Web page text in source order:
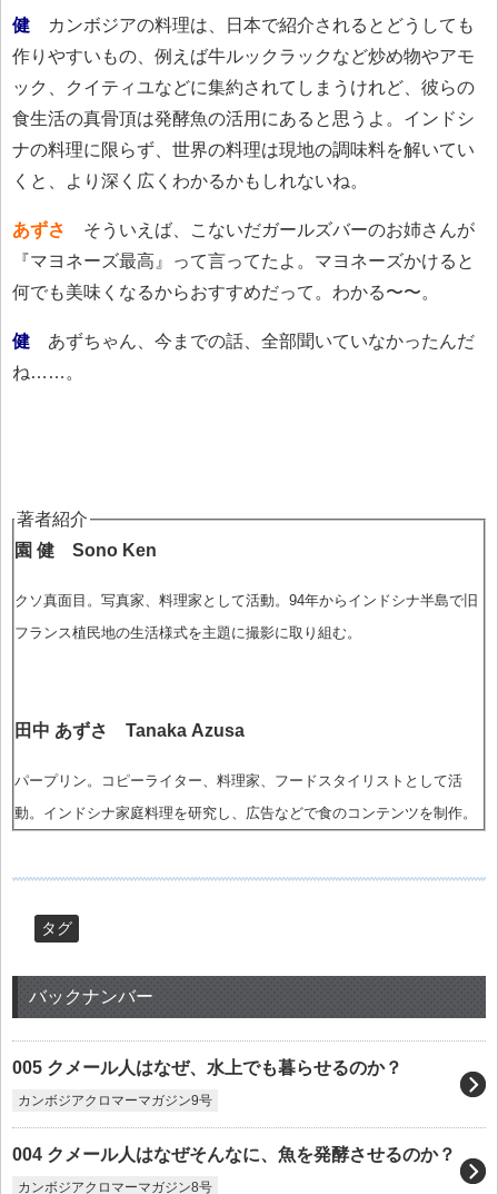
健 カンボジアの料理は、日本で紹介されるとどうしても
作りやすいもの、例えば牛ルックラックなど炒め物やアモ
ック、クイティユなどに集約されてしまうけれど、彼らの
食生活の真骨頂は発酵魚の活用にあると思うよ。インドシ
ナの料理に限らず、世界の料理は現地の調味料を解いてい
くと、より深く広くわかるかもしれないね。
あずさ そういえば、こないだガールズバーのお姉さんが
『マヨネーズ最高』って言ってたよ。マヨネーズかけると
何でも美味くなるからおすすめだって。わかる〜〜。
健 あずちゃん、今までの話、全部聞いていなかったんだ
ね……。
著者紹介
園 健 Sono Ken
クソ真面目。写真家、料理家として活動。94年からインドシナ半島で旧
フランス植民地の生活様式を主題に撮影に取り組む。
田中 あずさ Tanaka Azusa
パープリン。コピーライター、料理家、フードスタイリストとして活
動。インドシナ家庭料理を研究し、広告などで食のコンテンツを制作。
タグ
バックナンバー
005 クメール人はなぜ、水上でも暮らせるのか？
カンボジアクロマーマガジン9号
004 クメール人はなぜそんなに、魚を発酵させるのか？
カンボジアクロマーマガジン8号